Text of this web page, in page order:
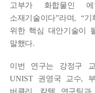
고부가 화합물인 에
소재기술이다”라며, “기
위한 핵심 대안기술이
말했다.
이번 연구는 강정구
UNIST 권영국 교수,
버클리
칼텍 연구팀과